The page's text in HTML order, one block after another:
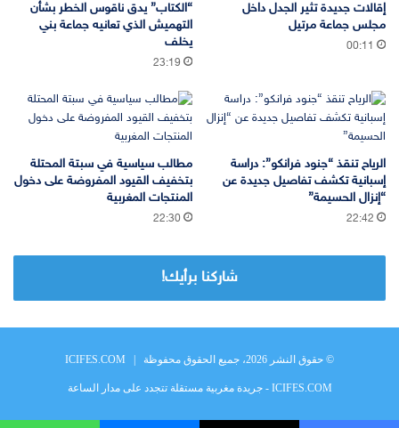
إقالات جديدة تثير الجدل داخل
مجلس جماعة مرتيل
00:11
“الكتاب” يدق ناقوس الخطر بشأن
التهميش الذي تعانيه جماعة بني
يخلف
23:19
الرياح تنقذ “جنود فرانكو”: دراسة
إسبانية تكشف تفاصيل جديدة عن
“إنزال الحسيمة”
22:42
مطالب سياسية في سبتة المحتلة
بتخفيف القيود المفروضة على دخول
المنتجات المغربية
22:30
شاركنا برأيك!
© حقوق النشر 2026، جميع الحقوق محفوظة | ICIFES.COM
ICIFES.COM - جريدة مغربية مستقلة تتجدد على مدار الساعة